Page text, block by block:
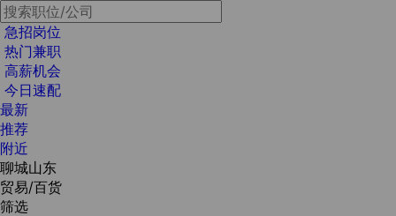
急招岗位
热门兼职
高薪机会
今日速配
最新
推荐
附近
聊城山东
贸易/百货
筛选